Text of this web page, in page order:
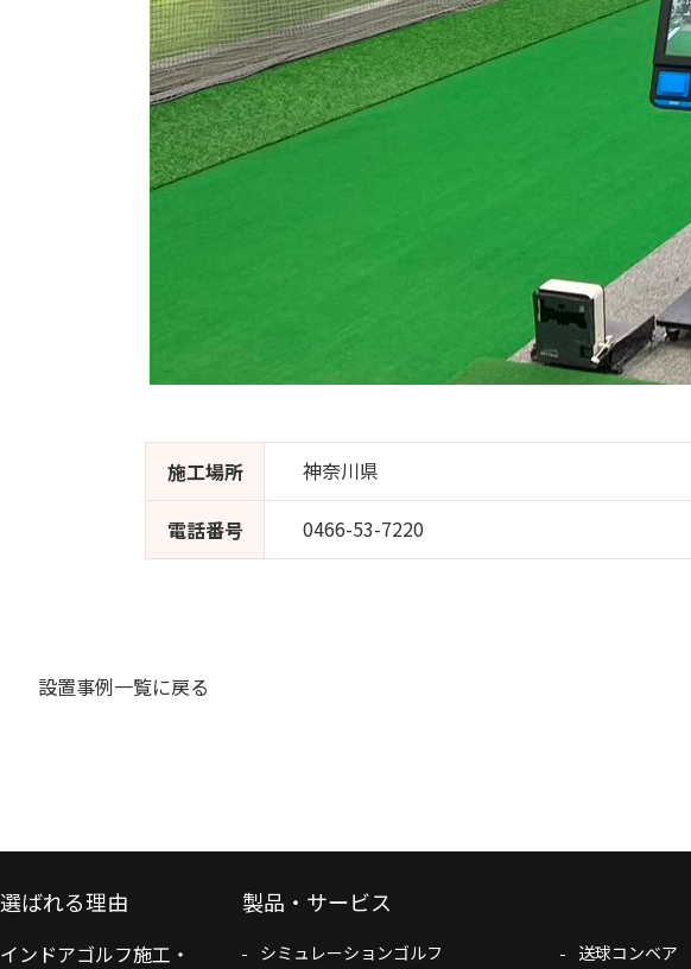
施工場所 神奈川県
電話番号 0466-53-7220
設置事例一覧に戻る
選ばれる理由
インドアゴルフ施工・
製品・サービス
シミュレーションゴルフ 送球コンベア